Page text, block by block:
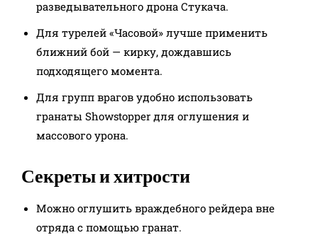
разведывательного дрона Стукача.
Для турелей «Часовой» лучше применить
ближний бой — кирку, дождавшись
подходящего момента.
Для групп врагов удобно использовать
гранаты Showstopper для оглушения и
массового урона.
Секреты и хитрости
Можно оглушить враждебного рейдера вне
отряда с помощью гранат.